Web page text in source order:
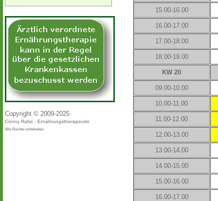
Copyright © 2009-2025
Conny Rabe - Ernährungstherapeutin
Alle Rechte vorbehalten
15.00-16.00
16.00-17.00
17.00-18.00
18.00-19.00
KW 20
09.00-10.00
10.00-11.00
11.00-12.00
12.00-13.00
13.00-14.00
14.00-15.00
15.00-16.00
16.00-17.00